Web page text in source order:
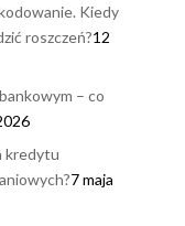
Kiedy
roszczeń?12
– co
kredytu
7 maja